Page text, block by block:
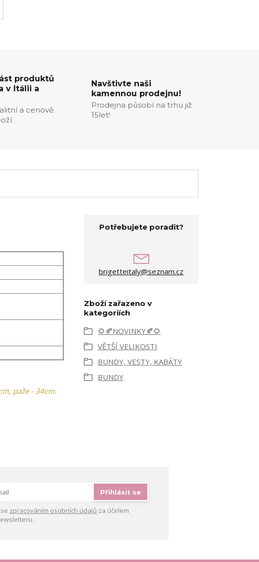
produktů
v Itálii a
a cenově
Navštivte naši
kamennou prodejnu!
Prodejna působí na trhu již
15let!
paže - 34cm.
Potřebujete poradit?
brigetteitaly@seznam.cz
Zboží zařazeno v
kategoriích
🌻🍂NOVINKY🍂🌻
VĚTŠÍ VELIKOSTI
BUNDY, VESTY, KABÁTY
BUNDY
Přihlásit se
zpracováním osobních údajů za účelem